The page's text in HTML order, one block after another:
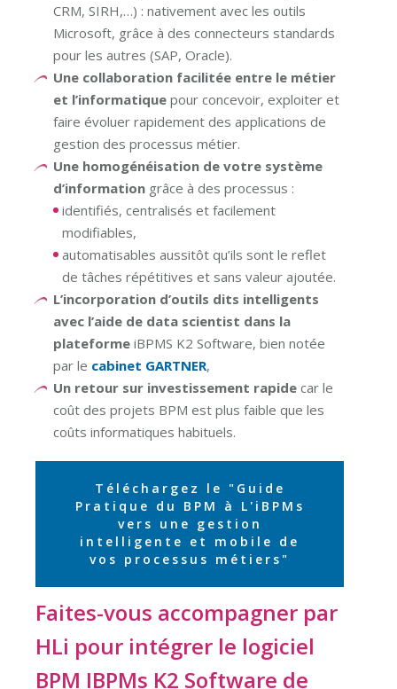
CRM, SIRH,…) : nativement avec les outils
Microsoft, grâce à des connecteurs standards
pour les autres (SAP, Oracle).
Une collaboration facilitée entre le métier
et l’informatique pour concevoir, exploiter et
faire évoluer rapidement des applications de
gestion des processus métier.
Une homogénéisation de votre système
d’information grâce à des processus :
identifiés, centralisés et facilement
modifiables,
automatisables aussitôt qu’ils sont le reflet
de tâches répétitives et sans valeur ajoutée.
L’incorporation d’outils dits intelligents
avec l’aide de data scientist dans la
plateforme iBPMS K2 Software, bien notée
par le cabinet GARTNER,
Un retour sur investissement rapide car le
coût des projets BPM est plus faible que les
coûts informatiques habituels.
Téléchargez le "Guide
Pratique du BPM à L'iBPMs
vers une gestion
intelligente et mobile de
vos processus métiers"
Faites-vous accompagner par
HLi pour intégrer le logiciel
BPM IBPMs K2 Software de